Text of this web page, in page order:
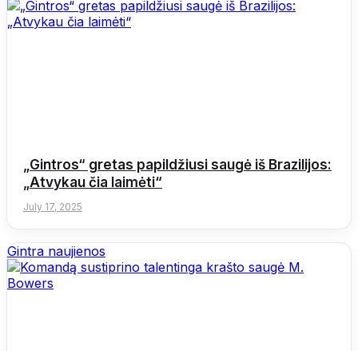
„Gintros“ gretas papildžiusi saugė iš Brazilijos:
„Atvykau čia laimėti“
July 17, 2025
Gintra naujienos